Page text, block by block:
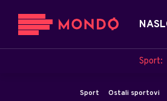
Sport:
Sport Ostali sportovi